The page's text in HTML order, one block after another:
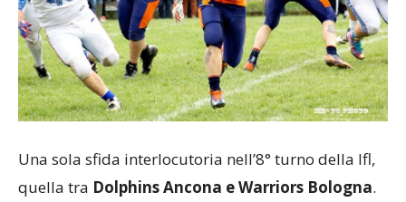
Una sola sfida interlocutoria nell’8° turno della Ifl,
quella tra Dolphins Ancona e Warriors Bologna.